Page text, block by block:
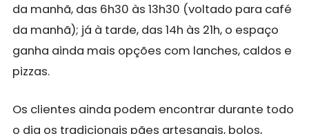
da manhã, das 6h30 às 13h30 (voltado para café
da manhã); já à tarde, das 14h às 21h, o espaço
ganha ainda mais opções com lanches, caldos e
pizzas.
Os clientes ainda podem encontrar durante todo
o dia os tradicionais pães artesanais, bolos,